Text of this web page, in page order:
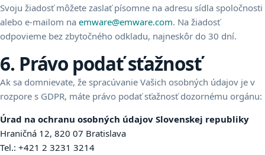
Svoju žiadosť môžete zaslať písomne na adresu sídla spoločnosti
alebo e-mailom na emware@emware.com. Na žiadosť
odpovieme bez zbytočného odkladu, najneskôr do 30 dní.
6. Právo podať sťažnosť
Ak sa domnievate, že spracúvanie Vašich osobných údajov je v
rozpore s GDPR, máte právo podať sťažnosť dozornému orgánu:
Úrad na ochranu osobných údajov Slovenskej republiky
Hraničná 12, 820 07 Bratislava
Tel.: +421 2 3231 3214